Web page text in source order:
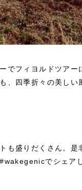
でフィヨルドツア
、四季折々の美し
も盛りだくさん。
でシェア